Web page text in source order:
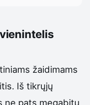
žaidimams
Iš tikrųjų
ne pats megabitų